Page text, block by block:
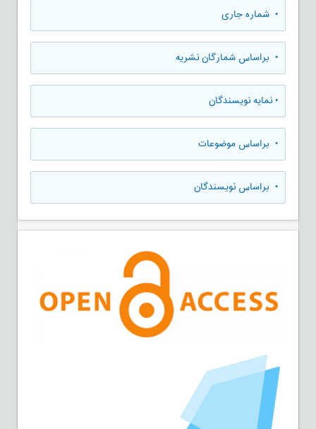
• شماره جاری
• براساس شمارگان نشریه
•نمایه نویسندگان
• براساس موضوعات
• براساس نویسندگان